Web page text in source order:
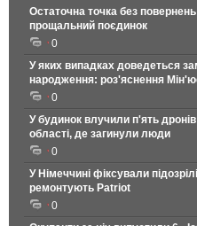
Остаточна точка без
прощальний поєдинок
0
У яких випадках доведеться
народження: роз'яснення
0
У будинок влучили п'ять
області, де загинули люди
0
У Німеччині фіксували
ремонтують Patriot
0